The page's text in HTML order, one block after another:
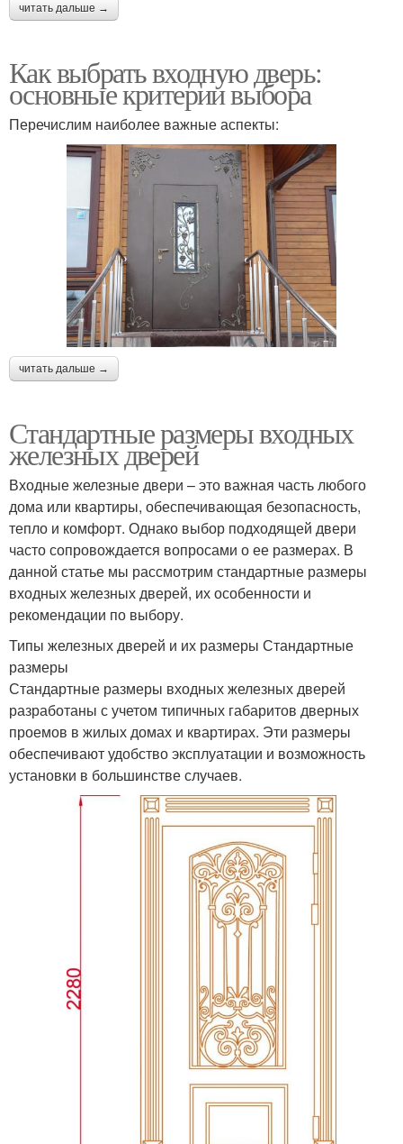
читать дальше →
Как выбрать входную дверь:
основные критерии выбора
Перечислим наиболее важные аспекты:
читать дальше →
Стандартные размеры входных
железных дверей
Входные железные двери – это важная часть любого
дома или квартиры, обеспечивающая безопасность,
тепло и комфорт. Однако выбор подходящей двери
часто сопровождается вопросами о ее размерах. В
данной статье мы рассмотрим стандартные размеры
входных железных дверей, их особенности и
рекомендации по выбору.
Типы железных дверей и их размеры Стандартные
размеры
Стандартные размеры входных железных дверей
разработаны с учетом типичных габаритов дверных
проемов в жилых домах и квартирах. Эти размеры
обеспечивают удобство эксплуатации и возможность
установки в большинстве случаев.